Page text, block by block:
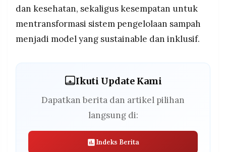
dan kesehatan, sekaligus kesempatan untuk
mentransformasi sistem pengelolaan sampah
menjadi model yang sustainable dan inklusif.
Ikuti Update Kami
Dapatkan berita dan artikel pilihan
langsung di:
Indeks Berita